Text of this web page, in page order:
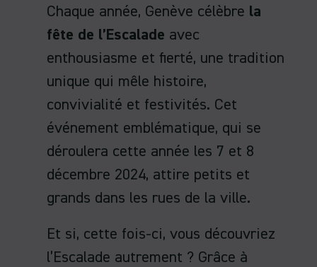
Chaque année, Genève célèbre la
fête de l’Escalade avec
enthousiasme et fierté, une tradition
unique qui mêle histoire,
convivialité et festivités. Cet
événement emblématique, qui se
déroulera cette année les 7 et 8
décembre 2024, attire petits et
grands dans les rues de la ville.
Et si, cette fois-ci, vous découvriez
l’Escalade autrement ? Grâce à